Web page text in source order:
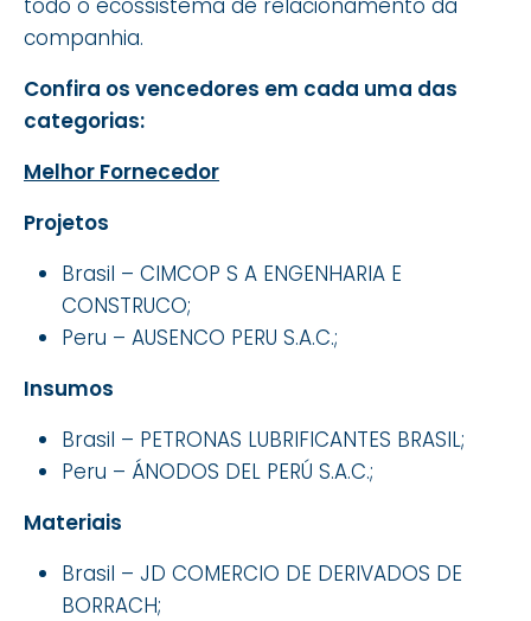
todo o ecossistema de relacionamento da
companhia.
Confira os vencedores em cada uma das
categorias:
Melhor Fornecedor
Projetos
Brasil – CIMCOP S A ENGENHARIA E
CONSTRUCO;
Peru – AUSENCO PERU S.A.C.;
Insumos
Brasil – PETRONAS LUBRIFICANTES BRASIL;
Peru – ÁNODOS DEL PERÚ S.A.C.;
Materiais
Brasil – JD COMERCIO DE DERIVADOS DE
BORRACH;